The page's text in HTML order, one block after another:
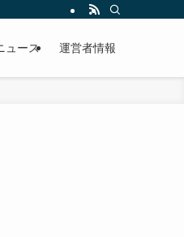
ュース 運営者情報